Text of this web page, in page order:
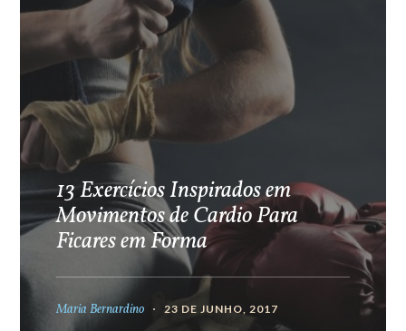
13 Exercícios Inspirados em
Movimentos de Cardio Para
Ficares em Forma
Maria Bernardino 23 DE JUNHO, 2017